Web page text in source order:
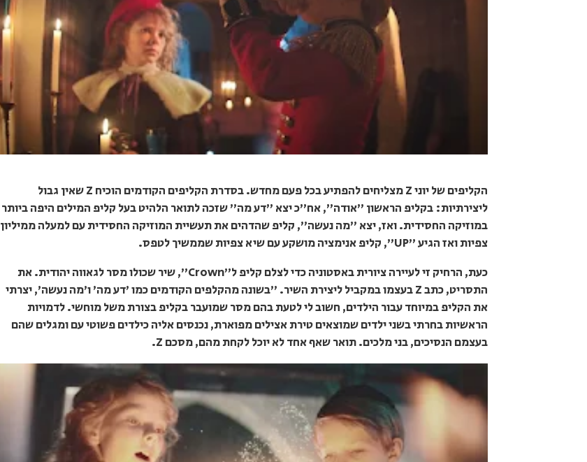
הקליפים של יוני Z מצליחים להפתיע בכל פעם מחדש. בסדרת הקליפים הקודמים הוכיח Z שאין גבול
ליצירתיות: בקליפ הראשון "אודה", אח"כ יצא "דע מה" שזכה לתואר הלהיט בעל קליפ המילים היפה ביותר
במוזיקה החסידית. ואז, יצא "מה נעשה", קליפ שהדהים את תעשיית המוזיקה החסידית עם למעלה ממיליון
צפיות ואז הגיע "UP", קליפ אנימציה מושקע עם שיא צפיות שממשיך לטפס.
כעת, הרחיק זי לעיירה ציורית באסטוניה כדי לצלם קליפ ל"Crown", שיר שכולו מסר לגאווה יהודית. את
התסריט, כתב Z בעצמו במקביל ליצירת השיר. "בשונה מהקלפים הקודמים כמו 'דע מה' ו'מה נעשה', יצרתי
את הקליפ במיוחד עבור הילדים, חשוב לי לטעת בהם מסר שמועבר בקליפ בצורת משל מוחשי. לדמויות
הראשיות בחרתי בשני ילדים שמוצאים טירת אצילים מפוארת, נכנסים אליה כילדים פשוטי עם ומגלים שהם
בעצמם הנסיכים, בני מלכים. תואר שאף אחד לא יוכל לקחת מהם, מסכם Z.